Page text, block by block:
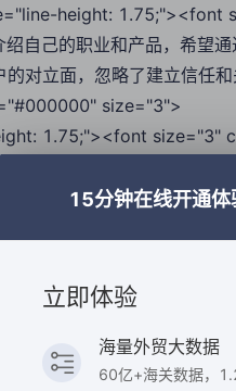
height: 1.75;"><font
自己的职业和产品，希望
的对立面，忽略了建立信
size="3">
1.75;"><font size="3"
1.75;"><font
立人际关系。这包括利用
友、共同的兴趣爱好或者
style="line-height:
1.75;"><font size="3"
bottom: 0px; margin-
word-break: break-
list-style-type:
15分钟在线开通体
立即体验
海量外贸大数据
60亿+海关数据，